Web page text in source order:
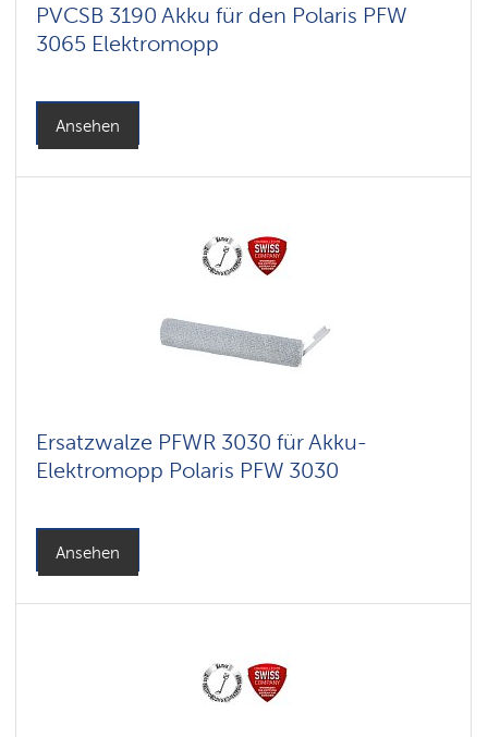
PVCSB 3190 Akku für den Polaris PFW
3065 Elektromopp
Ansehen
Ersatzwalze PFWR 3030 für Akku-
Elektromopp Polaris PFW 3030
Ansehen